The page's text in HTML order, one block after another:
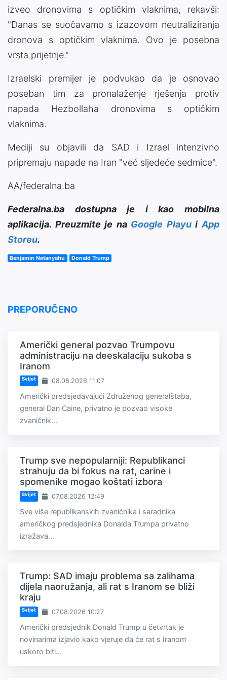
izveo dronovima s optičkim vlaknima, rekavši:
"Danas se suočavamo s izazovom neutraliziranja
dronova s ​​optičkim vlaknima. Ovo je posebna
vrsta prijetnje."
Izraelski premijer je podvukao da je osnovao
poseban tim za pronalaženje rješenja protiv
napada Hezbollaha dronovima s optičkim
vlaknima.
Mediji su objavili da SAD i Izrael intenzivno
pripremaju napade na Iran "već sljedeće sedmice".
AA/federalna.ba
Federalna.ba dostupna je i kao mobilna
aplikacija. Preuzmite je na Google PlayuiApp
Storeu.
Benjamin Netanyahu Donald Trump
PREPORUČENO
Američki general pozvao Trumpovu
administraciju na deeskalaciju sukoba s
Iranom
Svijet 08.08.2026 11:07
Američki predsjedavajući Združenog generalštaba,
general Dan Caine, privatno je pozvao visoke
zvaničnik...
Trump sve nepopularniji: Republikanci
strahuju da bi fokus na rat, carine i
spomenike mogao koštati izbora
Svijet 07.08.2026 12:49
Sve više republikanskih zvaničnika i saradnika
američkog predsjednika Donalda Trumpa privatno
izražava...
Trump: SAD imaju problema sa zalihama
dijela naoružanja, ali rat s Iranom se bliži
kraju
Svijet 07.08.2026 10:27
Američki predsjednik Donald Trump u četvrtak je
novinarima izjavio kako vjeruje da će rat s Iranom
uskoro biti...